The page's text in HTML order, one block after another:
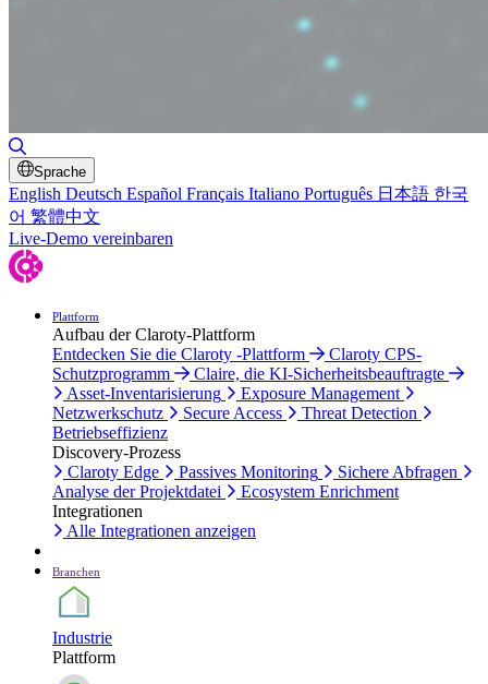
Sprache
English Deutsch Español Français Italiano Português 日本語 한국
어 繁體中文
Live-Demo vereinbaren
Plattform
Aufbau der Claroty-Plattform
Entdecken Sie die Claroty -Plattform
Claroty CPS-
Schutzprogramm
Claire, die KI-Sicherheitsbeauftragte
Asset-Inventarisierung
Exposure Management
Netzwerkschutz
Secure Access
Threat Detection
Betriebseffizienz
Discovery-Prozess
Claroty Edge
Passives Monitoring
Sichere Abfragen
Analyse der Projektdatei
Ecosystem Enrichment
Integrationen
Alle Integrationen anzeigen
Branchen
Industrie
Plattform